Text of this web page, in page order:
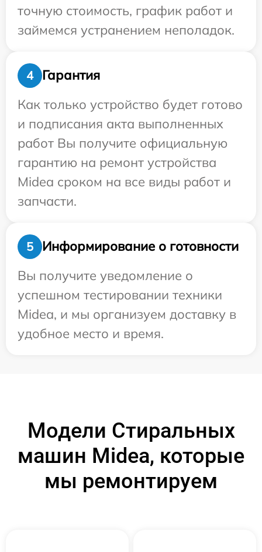
точную стоимость, график работ и
займемся устранением неполадок.
4
Гарантия
Как только устройство будет готово
и подписания акта выполненных
работ Вы получите официальную
гарантию на ремонт устройства
Midea сроком на все виды работ и
запчасти.
5
Информирование о готовности
Вы получите уведомление о
успешном тестировании техники
Midea, и мы организуем доставку в
удобное место и время.
Модели Стиральных
машин Midea, которые
мы ремонтируем